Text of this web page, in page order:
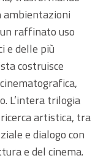
ambientazioni
raffinato uso
e delle più
costruisce
L’intera trilogia
artistica, tra
e dialogo con
e del cinema.